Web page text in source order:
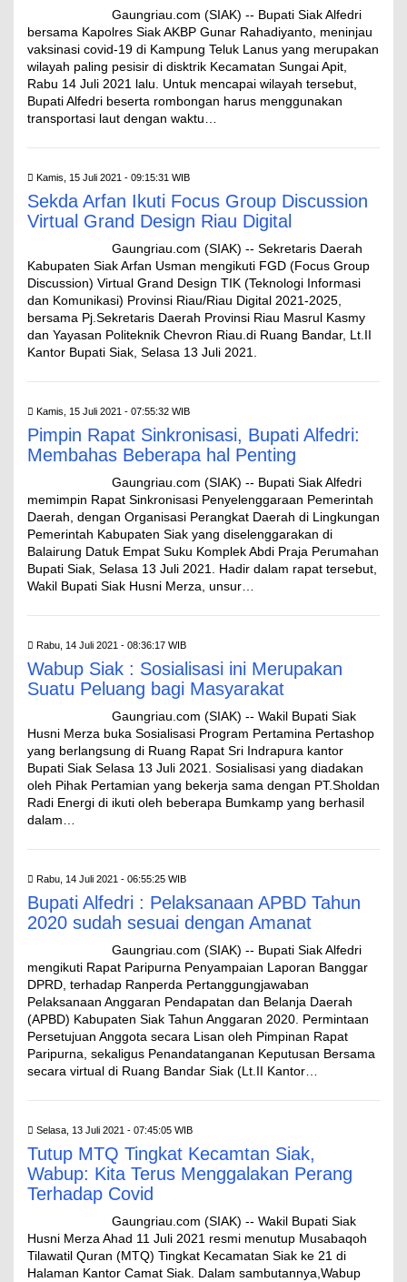
Gaungriau.com (SIAK) -- Bupati Siak Alfedri
bersama Kapolres Siak AKBP Gunar Rahadiyanto, meninjau
vaksinasi covid-19 di Kampung Teluk Lanus yang merupakan
wilayah paling pesisir di disktrik Kecamatan Sungai Apit,
Rabu 14 Juli 2021 lalu. Untuk mencapai wilayah tersebut,
Bupati Alfedri beserta rombongan harus menggunakan
transportasi laut dengan waktu…
Kamis, 15 Juli 2021 - 09:15:31 WIB
Sekda Arfan Ikuti Focus Group Discussion
Virtual Grand Design Riau Digital
Gaungriau.com (SIAK) -- Sekretaris Daerah
Kabupaten Siak Arfan Usman mengikuti FGD (Focus Group
Discussion) Virtual Grand Design TIK (Teknologi Informasi
dan Komunikasi) Provinsi Riau/Riau Digital 2021-2025,
bersama Pj.Sekretaris Daerah Provinsi Riau Masrul Kasmy
dan Yayasan Politeknik Chevron Riau.di Ruang Bandar, Lt.II
Kantor Bupati Siak, Selasa 13 Juli 2021.
Kamis, 15 Juli 2021 - 07:55:32 WIB
Pimpin Rapat Sinkronisasi, Bupati Alfedri:
Membahas Beberapa hal Penting
Gaungriau.com (SIAK) -- Bupati Siak Alfedri
memimpin Rapat Sinkronisasi Penyelenggaraan Pemerintah
Daerah, dengan Organisasi Perangkat Daerah di Lingkungan
Pemerintah Kabupaten Siak yang diselenggarakan di
Balairung Datuk Empat Suku Komplek Abdi Praja Perumahan
Bupati Siak, Selasa 13 Juli 2021. Hadir dalam rapat tersebut,
Wakil Bupati Siak Husni Merza, unsur…
Rabu, 14 Juli 2021 - 08:36:17 WIB
Wabup Siak : Sosialisasi ini Merupakan
Suatu Peluang bagi Masyarakat
Gaungriau.com (SIAK) -- Wakil Bupati Siak
Husni Merza buka Sosialisasi Program Pertamina Pertashop
yang berlangsung di Ruang Rapat Sri Indrapura kantor
Bupati Siak Selasa 13 Juli 2021. Sosialisasi yang diadakan
oleh Pihak Pertamian yang bekerja sama dengan PT.Sholdan
Radi Energi di ikuti oleh beberapa Bumkamp yang berhasil
dalam…
Rabu, 14 Juli 2021 - 06:55:25 WIB
Bupati Alfedri : Pelaksanaan APBD Tahun
2020 sudah sesuai dengan Amanat
Gaungriau.com (SIAK) -- Bupati Siak Alfedri
mengikuti Rapat Paripurna Penyampaian Laporan Banggar
DPRD, terhadap Ranperda Pertanggungjawaban
Pelaksanaan Anggaran Pendapatan dan Belanja Daerah
(APBD) Kabupaten Siak Tahun Anggaran 2020. Permintaan
Persetujuan Anggota secara Lisan oleh Pimpinan Rapat
Paripurna, sekaligus Penandatanganan Keputusan Bersama
secara virtual di Ruang Bandar Siak (Lt.II Kantor…
Selasa, 13 Juli 2021 - 07:45:05 WIB
Tutup MTQ Tingkat Kecamtan Siak,
Wabup: Kita Terus Menggalakan Perang
Terhadap Covid
Gaungriau.com (SIAK) -- Wakil Bupati Siak
Husni Merza Ahad 11 Juli 2021 resmi menutup Musabaqoh
Tilawatil Quran (MTQ) Tingkat Kecamatan Siak ke 21 di
Halaman Kantor Camat Siak. Dalam sambutannya,Wabup